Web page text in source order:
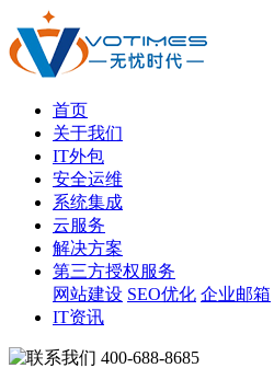
首页
关于我们
IT外包
安全运维
系统集成
云服务
解决方案
第三方授权服务
网站建设 SEO优化 企业邮箱
IT资讯
400-688-8685